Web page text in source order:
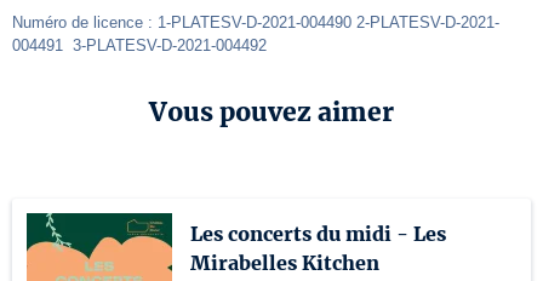
Numéro de licence : 1-PLATESV-D-2021-004490 2-PLATESV-D-2021-
004491  3-PLATESV-D-2021-004492
Vous pouvez aimer
Les concerts du midi - Les
Mirabelles Kitchen